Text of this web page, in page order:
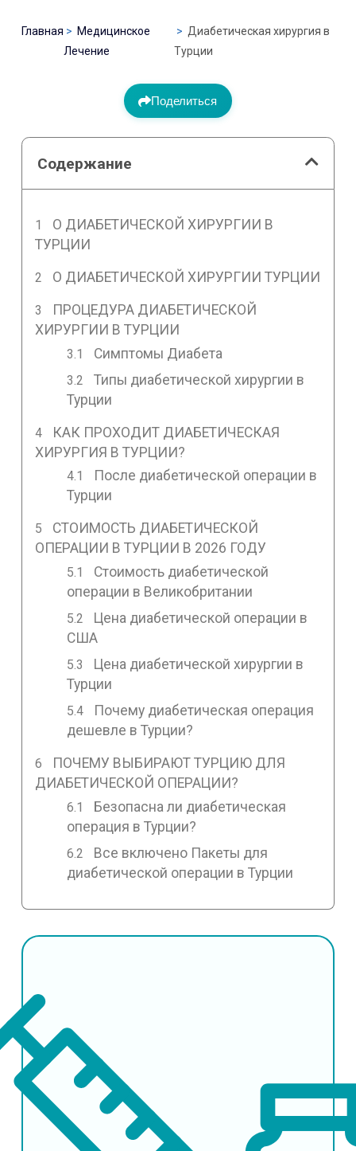
Главная
Медицинское
Лечение
Диабетическая хирургия в
Турции
Поделиться
Содержание
О ДИАБЕТИЧЕСКОЙ ХИРУРГИИ В
ТУРЦИИ
О ДИАБЕТИЧЕСКОЙ ХИРУРГИИ ТУРЦИИ
ПРОЦЕДУРА ДИАБЕТИЧЕСКОЙ
ХИРУРГИИ В ТУРЦИИ
Симптомы Диабета
Типы диабетической хирургии в
Турции
КАК ПРОХОДИТ ДИАБЕТИЧЕСКАЯ
ХИРУРГИЯ В ТУРЦИИ?
После диабетической операции в
Турции
СТОИМОСТЬ ДИАБЕТИЧЕСКОЙ
ОПЕРАЦИИ В ТУРЦИИ В 2026 ГОДУ
Стоимость диабетической
операции в Великобритании
Цена диабетической операции в
США
Цена диабетической хирургии в
Турции
Почему диабетическая операция
дешевле в Турции?
ПОЧЕМУ ВЫБИРАЮТ ТУРЦИЮ ДЛЯ
ДИАБЕТИЧЕСКОЙ ОПЕРАЦИИ?
Безопасна ли диабетическая
операция в Турции?
Все включено Пакеты для
диабетической операции в Турции